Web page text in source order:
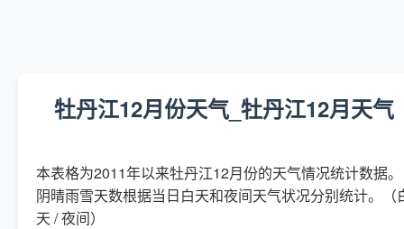
牡丹江12月份天气_牡丹江12月天气
本表格为2011年以来牡丹江12月份的天气情况统计数据。
阴晴雨雪天数根据当日白天和夜间天气状况分别统计。（
天 / 夜间）